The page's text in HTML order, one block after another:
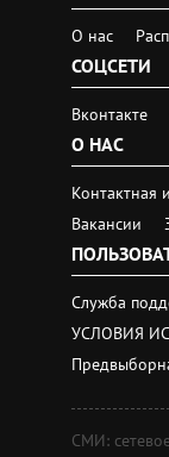
О нас
СОЦСЕТИ
Вконтакте
О НАС
Контактная
Вакансии
Служба
УСЛОВИЯ
СМИ: